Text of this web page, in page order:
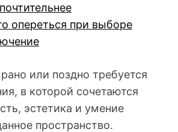
опереться при выборе
или поздно требуется
в которой сочетаются
эстетика и умение
пространство.